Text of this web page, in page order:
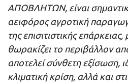
ΑΠΟΒΛΗΤΩΝ, είναι
αειφόρος αγροτική
της επισιτιστικής
θωρακίζει το περιβάλλον
αποτελεί σύνθετη εξίσωση,
κλιματική κρίση, αλλά και